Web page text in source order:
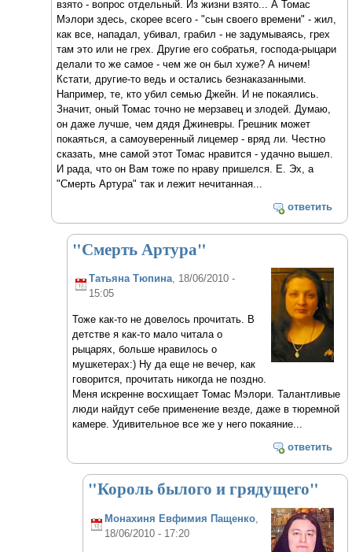
взято - вопрос отдельный. Из жизни взято... А Томас
Мэлори здесь, скорее всего - "сын своего времени" - жил,
как все, нападал, убивал, грабил - не задумываясь, грех
там это или не грех. Другие его собратья, господа-рыцари
делали то же самое - чем же он был хуже? А ничем!
Кстати, другие-то ведь и остались безнаказанными.
Например, те, кто убил семью Джейн. И не покаялись.
Значит, оный Томас точно не мерзавец и злодей. Думаю,
он даже лучше, чем дядя Джиневры. Грешник может
покаяться, а самоуверенный лицемер - вряд ли. Честно
сказать, мне самой этот Томас нравится - удачно вышел.
И рада, что он Вам тоже по нраву пришелся. Е. Эх, а
"Смерть Артура" так и лежит нечитанная...
ответить
"Смерть Артура"
Татьяна Тюпина, 18/06/2010 -
15:05
Тоже как-то не довелось прочитать. В
детстве я как-то мало читала о
рыцарях, больше нравилось о
мушкетерах:) Ну да еще не вечер, как
говорится, прочитать никогда не поздно.
Меня искренне восхищает Томас Мэлори. Талантливые
люди найдут себе применение везде, даже в тюремной
камере. Удивительное все же у него покаяние...
ответить
"Король былого и грядущего"
Монахиня Евфимия Пащенко,
18/06/2010 - 17:20